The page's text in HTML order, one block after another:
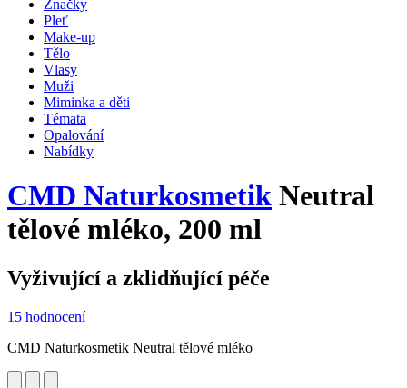
Značky
Pleť
Make-up
Tělo
Vlasy
Muži
Miminka a děti
Témata
Opalování
Nabídky
CMD Naturkosmetik Neutral
tělové mléko, 200 ml
Vyživující a zklidňující péče
15 hodnocení
CMD Naturkosmetik Neutral tělové mléko